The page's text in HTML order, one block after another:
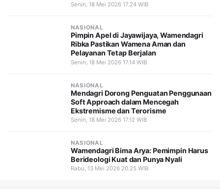
Senin, 18 Mei 2026 17.24 WIB
NASIONAL
Pimpin Apel di Jayawijaya, Wamendagri
Ribka Pastikan Wamena Aman dan
Pelayanan Tetap Berjalan
Senin, 18 Mei 2026 17.14 WIB
NASIONAL
Mendagri Dorong Penguatan Penggunaan
Soft Approach dalam Mencegah
Ekstremisme dan Terorisme
Senin, 18 Mei 2026 17.12 WIB
NASIONAL
Wamendagri Bima Arya: Pemimpin Harus
Berideologi Kuat dan Punya Nyali
Rabu, 13 Mei 2026 20.25 WIB